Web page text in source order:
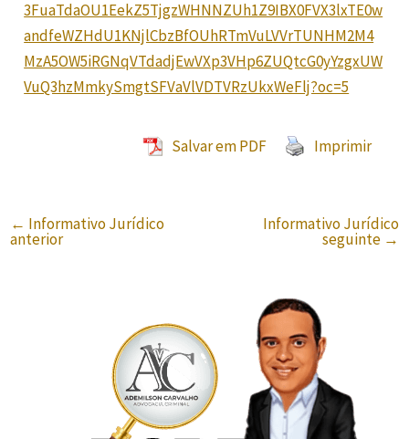
3FuaTdaOU1EekZ5TjgzWHNNZUh1Z9IBX0FVX3lxTE0w
andfeWZHdU1KNjlCbzBfOUhRTmVuLVVrTUNHM2M4
MzA5OW5iRGNqVTdadjEwVXp3VHp6ZUQtcG0yYzgxUW
VuQ3hzMmkySmgtSFVaVlVDTVRzUkxWeFlj?oc=5
Salvar em PDF Imprimir
← Informativo Jurídico
anterior
Informativo Jurídico
seguinte →